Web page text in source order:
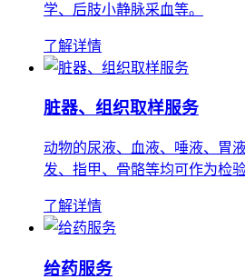
学、后肢小静脉采血等。
了解详情
脏器、组织取样服务
动物的尿液、血液、唾液、胃
发、指甲、骨骼等均可作为检验
了解详情
给药服务